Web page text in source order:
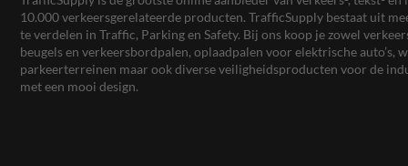
10.000 verkeersgerelateerde producten. TrafficSupply bestaat uit
te verdelen in Traffic, Parking en Safety. Bij ons koop je zowel
beugels en verkeersbordpalen, oplaadpalen voor elektrische auto’s,
parkeerterreinen maar ook diverse veiligheidsproducten voor de
met een mooi design.